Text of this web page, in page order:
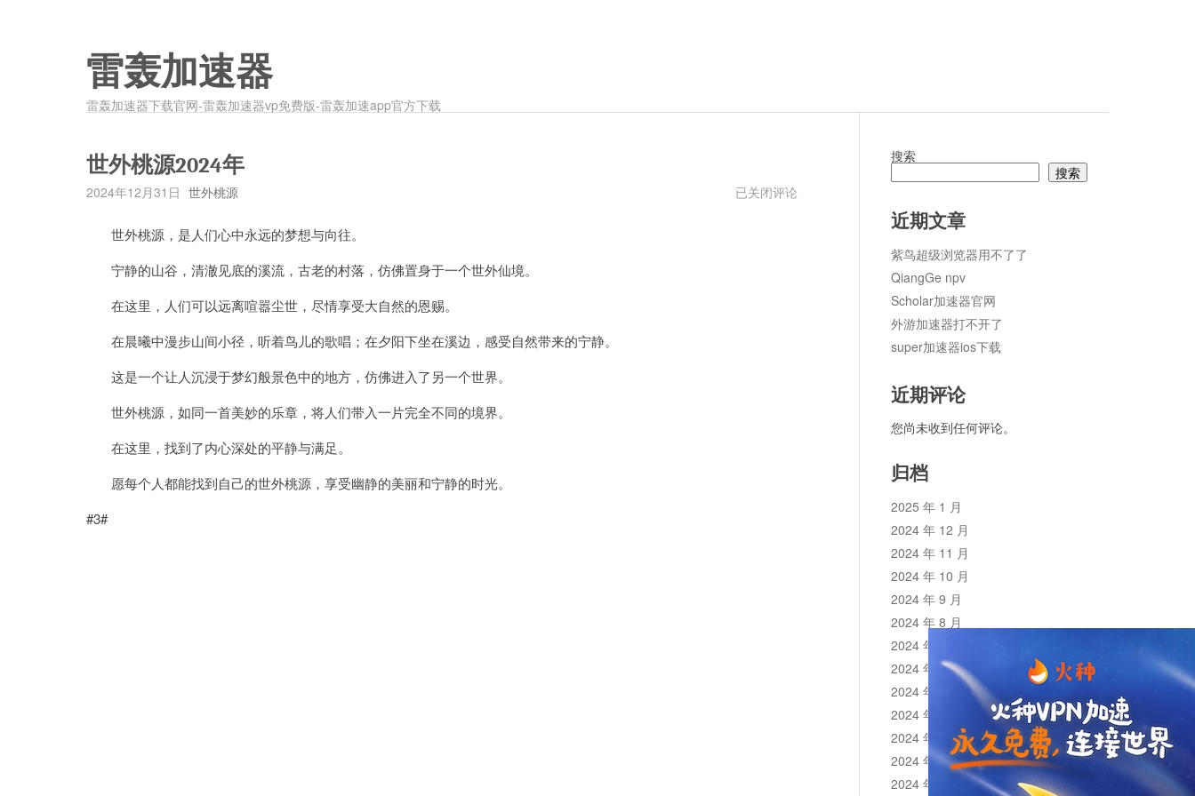
雷轰加速器
雷轰加速器下载官网-雷轰加速器vp免费版-雷轰加速app官方下载
世外桃源2024年
2024年12月31日 世外桃源
世
已关闭评论
世外桃源，是人们心中永远的梦想与向往。
宁静的山谷，清澈见底的溪流，古老的村落，仿佛置身于一个世外仙境。
在这里，人们可以远离喧嚣尘世，尽情享受大自然的恩赐。
在晨曦中漫步山间小径，听着鸟儿的歌唱；在夕阳下坐在溪边，感受自然带来的宁静。
这是一个让人沉浸于梦幻般景色中的地方，仿佛进入了另一个世界。
世外桃源，如同一首美妙的乐章，将人们带入一片完全不同的境界。
在这里，找到了内心深处的平静与满足。
愿每个人都能找到自己的世外桃源，享受幽静的美丽和宁静的时光。
#3#
搜索
搜索
近期文章
紫鸟超级浏览器用不了了
QiangGe npv
Scholar加速器官网
外游加速器打不开了
super加速器ios下载
近期评论
您尚未收到任何评论。
归档
2025 年 1 月
2024 年 12 月
2024 年 11 月
2024 年 10 月
2024 年 9 月
2024 年 8 月
2024 年 7 月
2024 年 6 月
2024 年 5 月
2024 年 4 月
2024 年 3 月
2024 年 2 月
2024 年 1 月